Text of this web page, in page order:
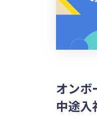
オンボ
中途入